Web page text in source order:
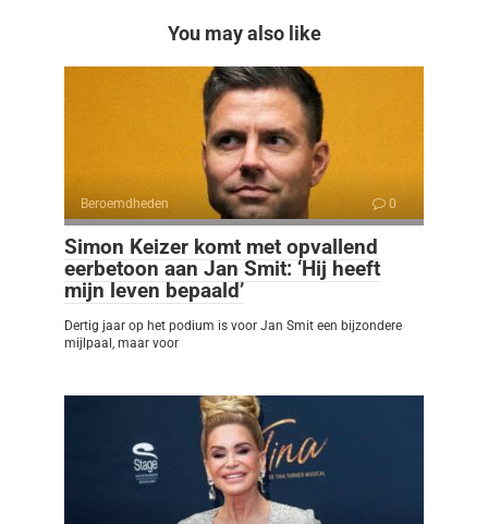
You may also like
Beroemdheden 0
Simon Keizer komt met opvallend
eerbetoon aan Jan Smit: ‘Hij heeft
mijn leven bepaald’
Dertig jaar op het podium is voor Jan Smit een bijzondere
mijlpaal, maar voor